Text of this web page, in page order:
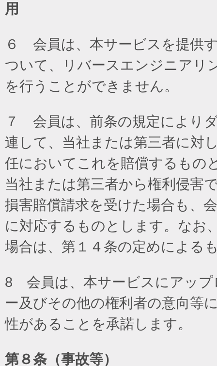
用
６ 会員は、本サービスを提供
ついて、リバースエンジニアリ
を行うことができません。
７ 会員は、前条の規定により
連して、当社または第三者に対
任においてこれを賠償するもの
当社または第三者から権利侵害
損害賠償請求を受けた場合も、
に対応するものとします。なお
場合は、第１４条の定めによる
8 会員は、本サービスにアップ
ー及びその他の権利者の意向等
性があることを承諾します。
第８条（事故等）